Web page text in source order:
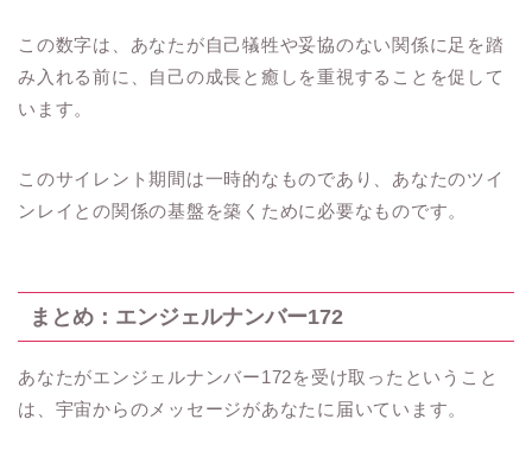
この数字は、あなたが自己犠牲や妥協のない関係に足を踏
み入れる前に、自己の成長と癒しを重視することを促して
います。
このサイレント期間は一時的なものであり、あなたのツイ
ンレイとの関係の基盤を築くために必要なものです。
まとめ：エンジェルナンバー172
あなたがエンジェルナンバー172を受け取ったということ
は、宇宙からのメッセージがあなたに届いています。